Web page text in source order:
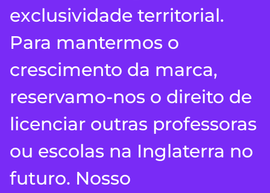
exclusividade territorial.
Para mantermos o
crescimento da marca,
reservamo-nos o direito de
licenciar outras professoras
ou escolas na Inglaterra no
futuro. Nosso